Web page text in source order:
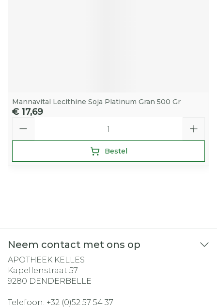
Mannavital Lecithine Soja Platinum Gran 500 Gr
€ 17,69
Bestel
Neem contact met ons op
APOTHEEK KELLES
Kapellenstraat 57
9280 DENDERBELLE
Telefoon: +32 (0)52 57 54 37